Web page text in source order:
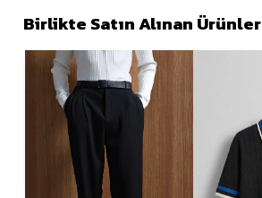
Birlikte Satın Alınan Ürünler